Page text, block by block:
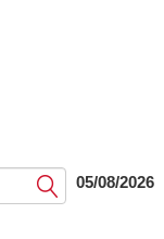
Submit05/08/2026